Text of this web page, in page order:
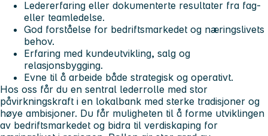
Ledererfaring eller dokumenterte resultater fra fag-
eller teamledelse.
God forståelse for bedriftsmarkedet og næringslivets
behov.
Erfaring med kundeutvikling, salg og
relasjonsbygging.
Evne til å arbeide både strategisk og operativt.
Hos oss får du en sentral lederrolle med stor
påvirkningskraft i en lokalbank med sterke tradisjoner og
høye ambisjoner. Du får muligheten til å forme utviklingen
av bedriftsmarkedet og bidra til verdiskaping for